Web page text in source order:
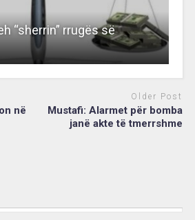
“sherrin” rrugës së
në
Older Post
Mustafi: Alarmet për bomba
janë akte të tmerrshme